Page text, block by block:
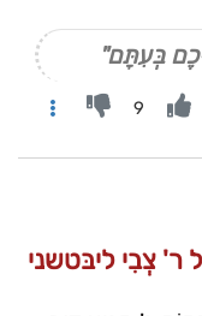
בְּעִתָּם"
9
צְבִי ליבּטשני